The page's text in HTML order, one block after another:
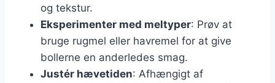
og tekstur.
Eksperimenter med meltyper: Prøv at
bruge rugmel eller havremel for at give
bollerne en anderledes smag.
Justér hævetiden: Afhængigt af